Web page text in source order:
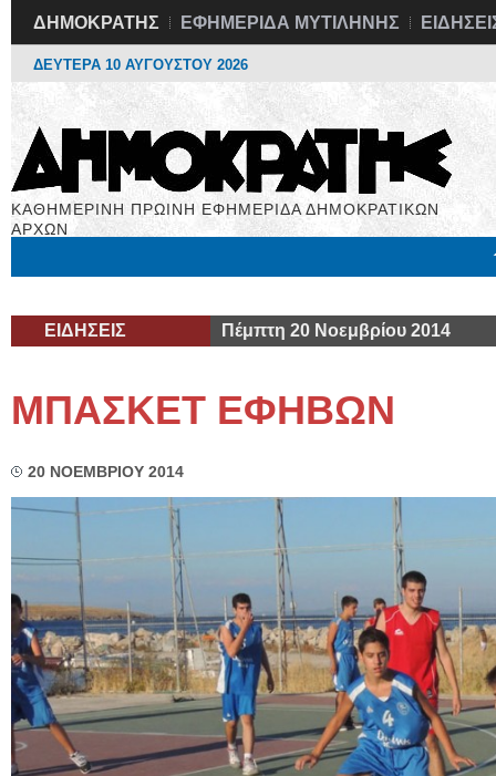
ΔΗΜΟΚΡΑΤΗΣ ΕΦΗΜΕΡΙΔΑ ΜΥΤΙΛΗΝΗΣ
ΔΕΥΤΕΡΑ 10 ΑΥΓΟΥΣΤΟΥ 2026
ΚΑΘΗΜΕΡΙΝΗ ΠΡΩΙΝΗ ΕΦΗΜΕΡΙΔΑ ΔΗΜΟΚΡΑΤΙΚΩΝ
ΑΡΧΩΝ
ΕΙΔΗΣΕΙΣ Πέμπτη 20 Νοεμβρίου 2014
ΜΠΑΣΚΕΤ ΕΦΗΒΩΝ
20 ΝΟΕΜΒΡΙΟΥ 2014